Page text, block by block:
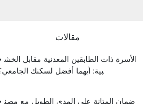
مقالات
• الأسرة ذات
بية: أيهما أفضل لسكنك
• ضمان المتانة